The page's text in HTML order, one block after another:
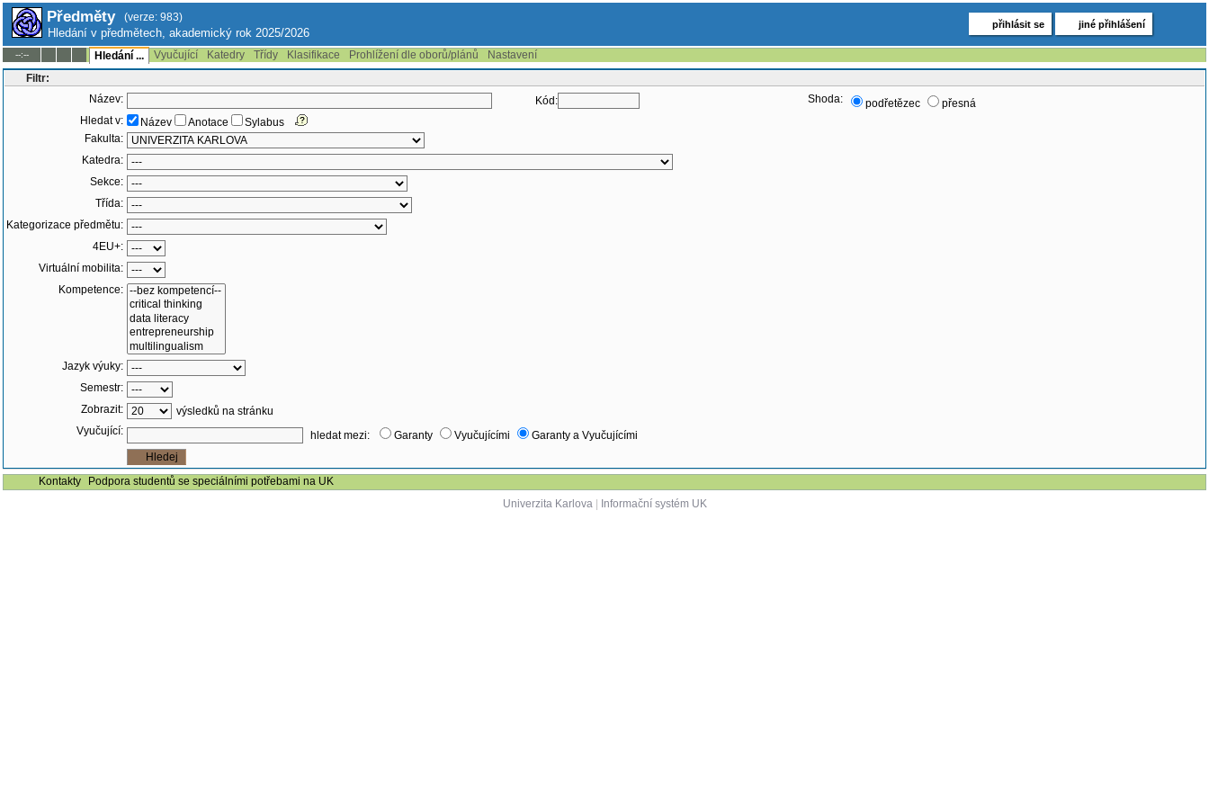
Předměty (verze: 983)
Hledání v předmětech, akademický rok 2025/2026
přihlásit se jiné přihlášení
--:-- Hledání ... Vyučující Katedry Třídy Klasifikace Prohlížení dle oborů/plánů
Nastavení
Filtr:
Název:
Kód: Shoda: podřetězec
přesná
Hledat v:
Název Anotace
Sylabus
Fakulta:
Katedra:
Sekce:
Třída:
Kategorizace předmětu:
4EU+:
Virtuální mobilita:
Kompetence:
Jazyk výuky:
Semestr:
Zobrazit:
výsledků na stránku
Vyučující:
hledat mezi: Garanty Vyučujícími Garanty a Vyučujícími
Kontakty
Podpora studentů se speciálními potřebami na UK
Univerzita Karlova| Informační systém UK